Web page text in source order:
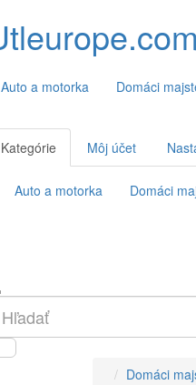
Auto a motorka Domáci
Kategórie Môj účet
Auto a motorka Domáci
Domáci